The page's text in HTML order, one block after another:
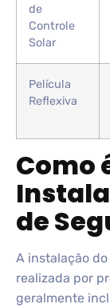
de
Controle
Solar
Película
Reflexiva
Como
de
A instalação
realizada por
geralmente